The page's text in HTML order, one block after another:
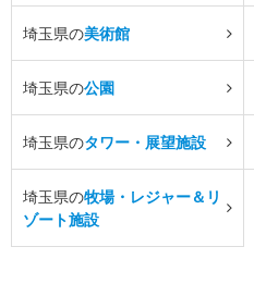
埼玉県の美術館
埼玉県の公園
埼玉県のタワー・展望施設
埼玉県の牧場・レジャー＆リ
ゾート施設